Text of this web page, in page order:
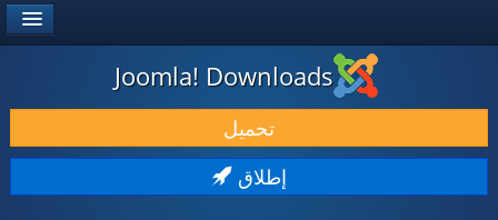
حمل & ومدد
اكتشف & تعلم
Joomla! Downloads
تحميل
إطلاق